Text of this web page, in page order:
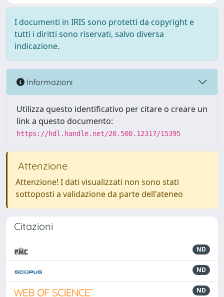
I documenti in IRIS sono protetti da copyright e
tutti i diritti sono riservati, salvo diversa
indicazione.
Informazioni
Utilizza questo identificativo per citare o creare un
link a questo documento:
https://hdl.handle.net/20.500.12317/15395
Attenzione
Attenzione! I dati visualizzati non sono stati
sottoposti a validazione da parte dell'ateneo
Citazioni
ND
ND
ND